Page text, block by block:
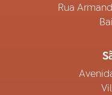
Rua